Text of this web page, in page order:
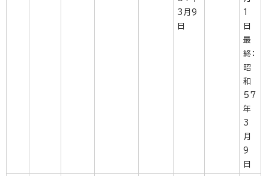
3月9
日
1
日
最
終：
昭
和
57
年
3
月
9
日